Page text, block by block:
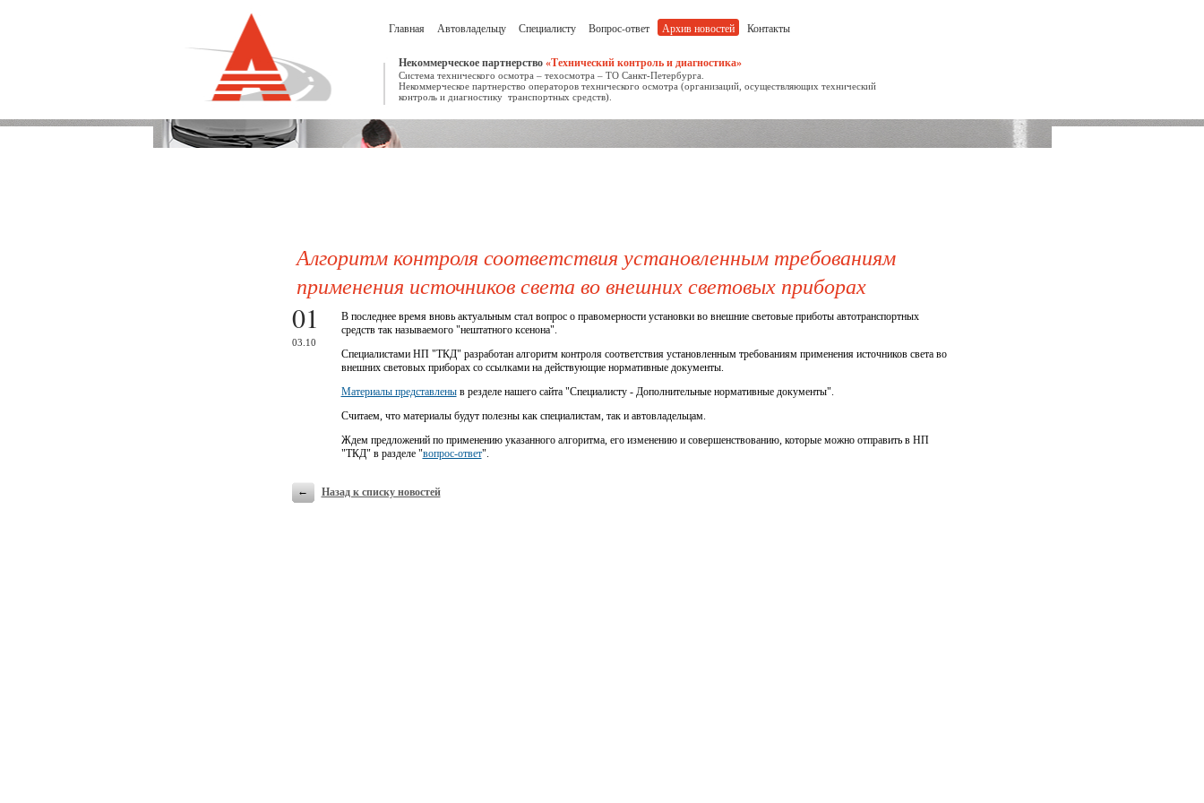
Главная Автовладельцу Специалисту Вопрос-ответ Архив новостей Контакты
Некоммерческое партнерство «Технический контроль и диагностика»
Система технического осмотра – техосмотра – ТО Санкт-Петербурга.
Некоммерческое партнерство операторов технического осмотра (организаций, осуществляющих технический
контроль и диагностику транспортных средств).
Алгоритм контроля соответствия установленным требованиям
применения источников света во внешних световых приборах
01
03.10
В последнее время вновь актуальным стал вопрос о правомерности установки во внешние световые приботы автотранспортных
средств так называемого "нештатного ксенона".
Специалистами НП "ТКД" разработан алгоритм контроля соответствия установленным требованиям применения источников света во
внешних световых приборах со ссылками на действующие нормативные документы.
Материалы представленыв резделе нашего сайта "Специалисту - Дополнительные нормативные документы".
Считаем, что материалы будут полезны как специалистам, так и автовладельцам.
Ждем предложений по применению указанного алгоритма, его изменению и совершенствованию, которые можно отправить в НП
"ТКД" в разделе "вопрос-ответ".
← Назад к списку новостей